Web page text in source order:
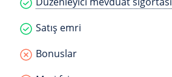
Satış emri
Bonuslar